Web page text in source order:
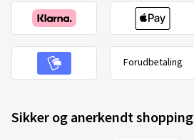
Forudbetaling
Sikker og anerkendt shopping